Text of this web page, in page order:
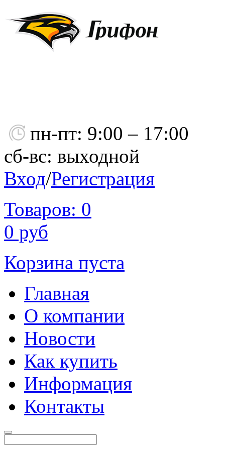
пн-пт: 9:00 – 17:00
сб-вс: выходной
Вход/Регистрация
Товаров: 0
0 руб
Корзина пуста
Главная
О компании
Новости
Как купить
Информация
Контакты